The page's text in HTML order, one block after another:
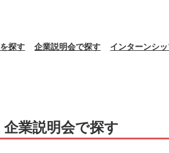
探す 企業説明会で探す インターンシ
企業説明会で探す